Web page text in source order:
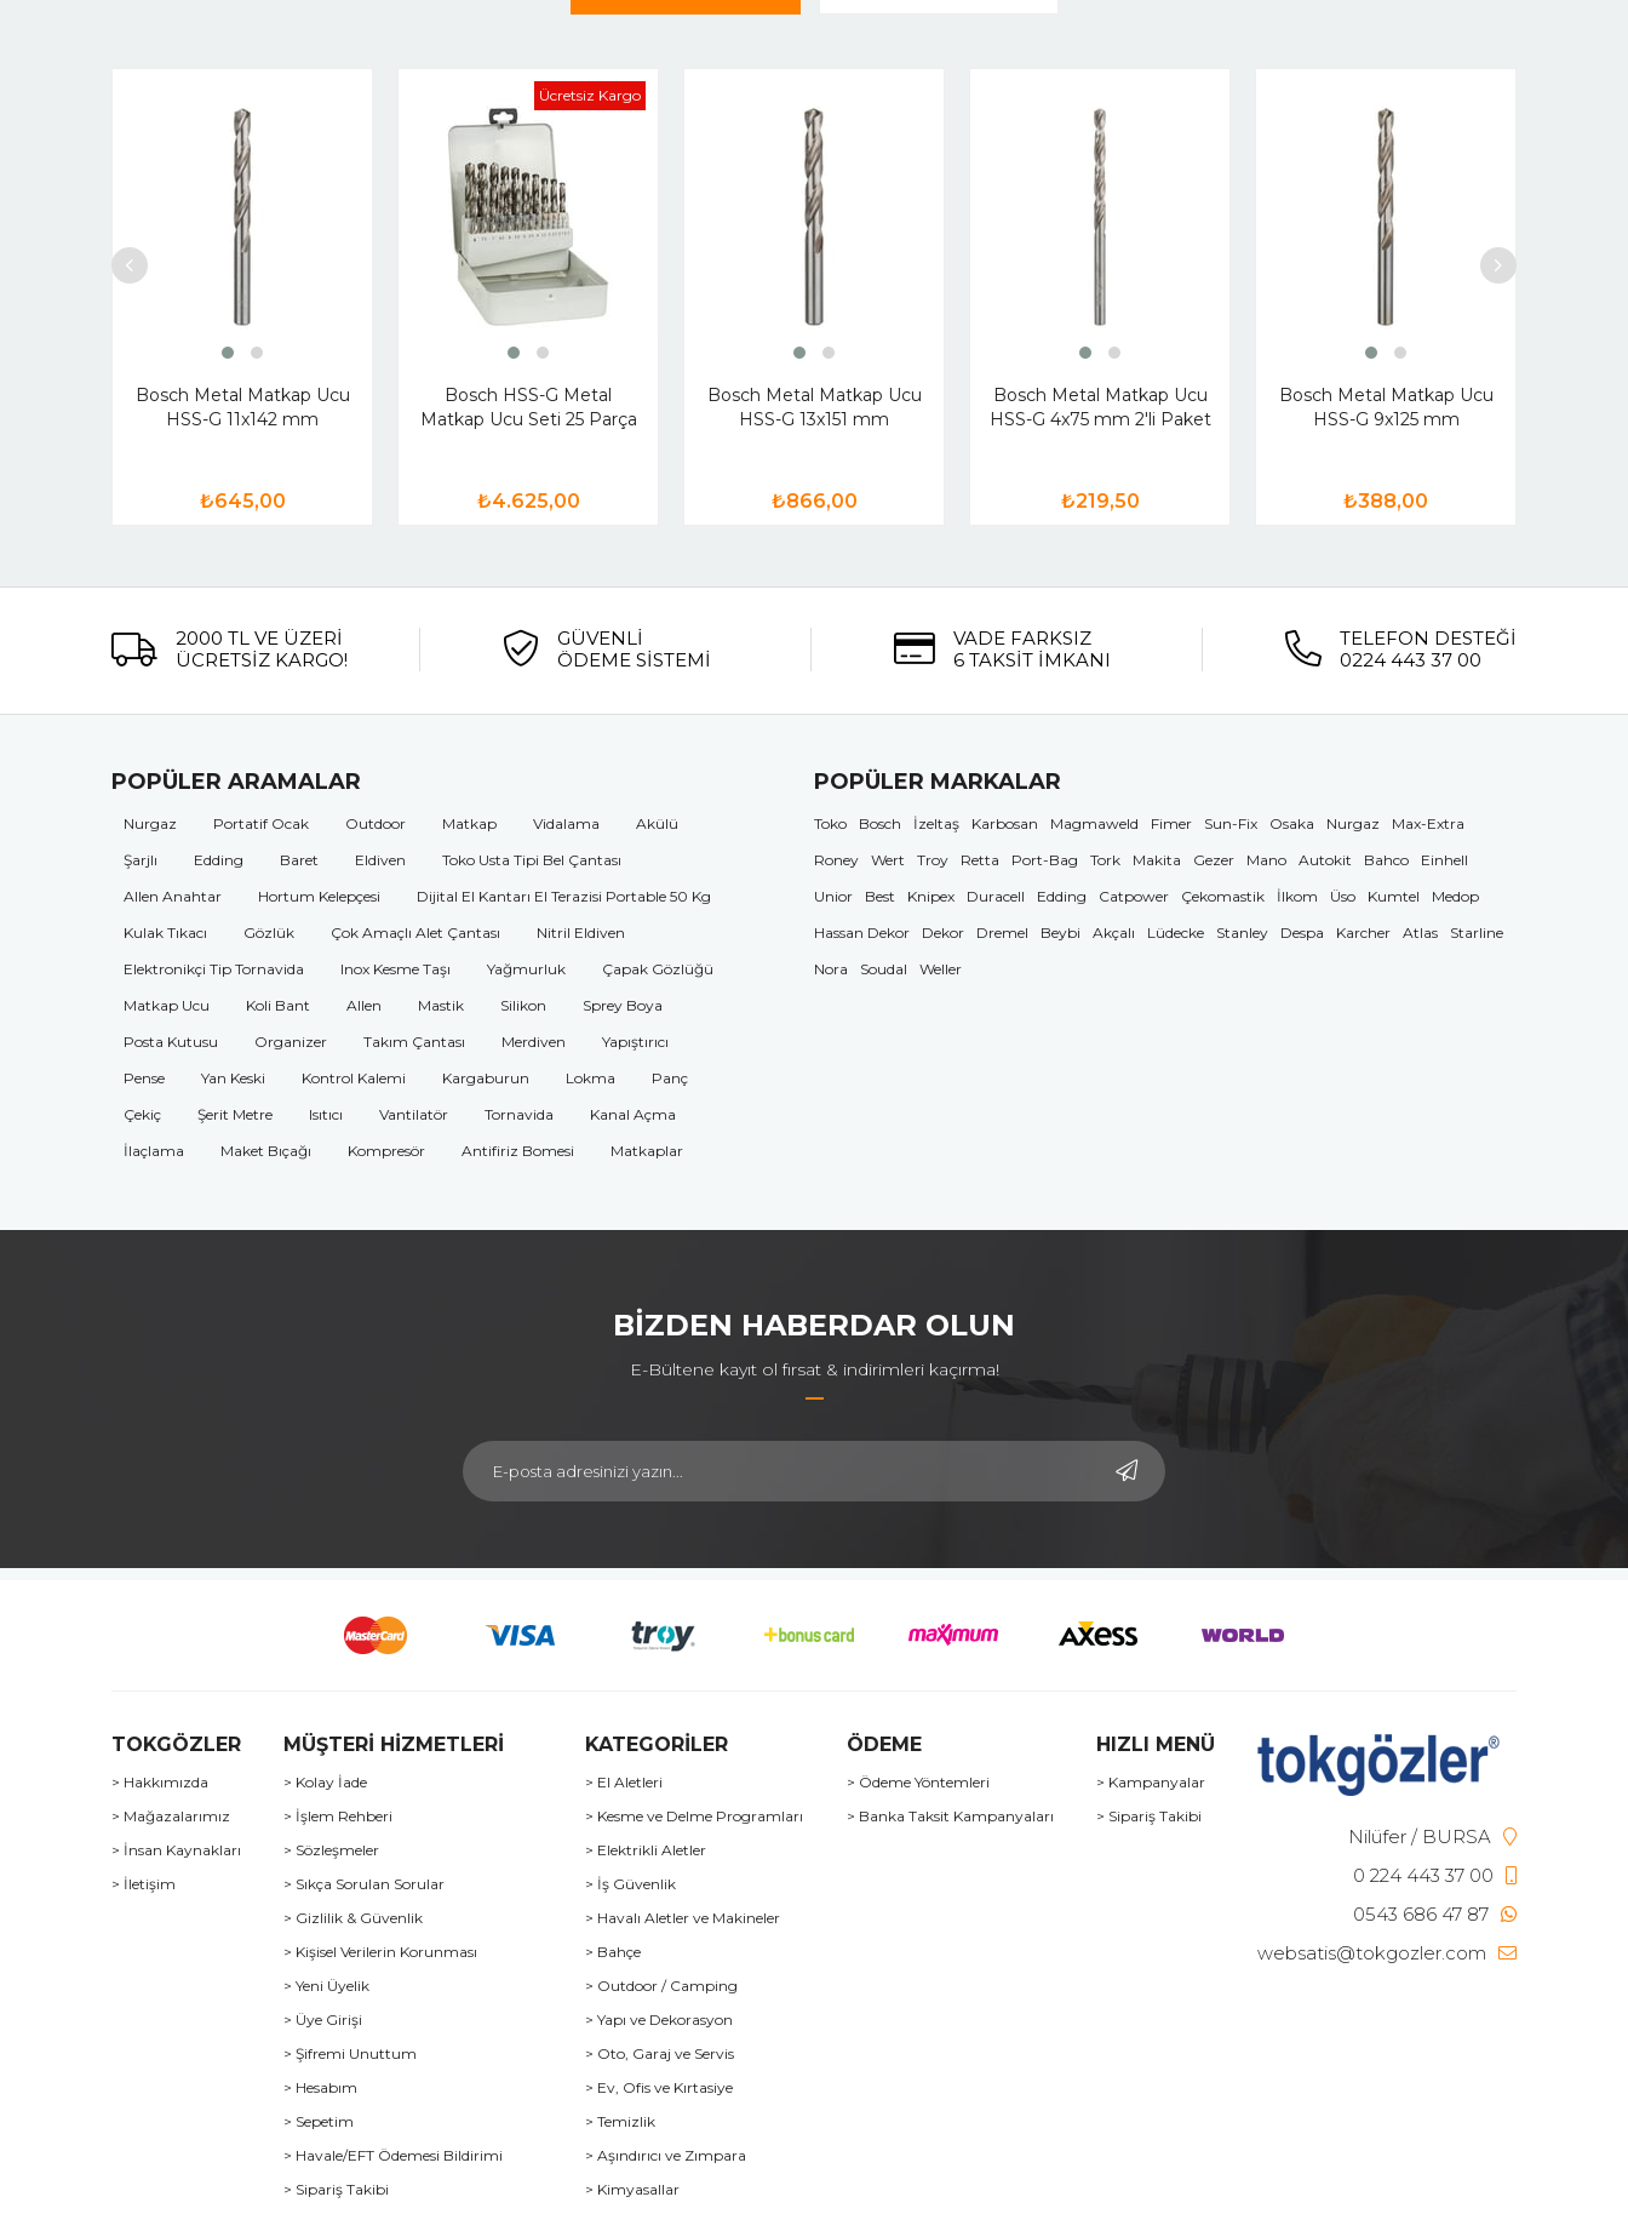
Bosch Metal Matkap Ucu
HSS-G 11x142 mm
₺645,00
Bosch HSS-G Metal
Matkap Ucu Seti 25 Parça
₺4.625,00
Ücretsiz Kargo
Bosch Metal Matkap Ucu
HSS-G 13x151 mm
₺866,00
Bosch Metal Matkap Ucu
HSS-G 4x75 mm 2'li Paket
₺219,50
Bosch Metal Matkap Ucu
HSS-G 9x125 mm
₺388,00
2000 TL VE ÜZERİ
ÜCRETSİZ KARGO!
GÜVENLİ
ÖDEME SİSTEMİ
VADE FARKSIZ
6 TAKSİT İMKANI
TELEFON DESTEĞİ
0224 443 37 00
POPÜLER ARAMALAR
Nurgaz Portatif Ocak Outdoor Matkap Vidalama
Akülü
Şarjlı
Edding Baret Eldiven
Toko Usta Tipi Bel Çantası
Allen Anahtar
Hortum Kelepçesi
Dijital El Kantarı El Terazisi Portable 50 Kg
Kulak Tıkacı
Gözlük Çok Amaçlı Alet Çantası
Nitril Eldiven
Elektronikçi Tip Tornavida
Inox Kesme Taşı Yağmurluk
Çapak Gözlüğü
Matkap Ucu
Koli Bant Allen Mastik Silikon
Sprey Boya
Posta Kutusu
Organizer Takım Çantası Merdiven
Yapıştırıcı
Pense
Yan Keski Kontrol Kalemi Kargaburun Lokma
Panç
Çekiç
Şerit Metre Isıtıcı Vantilatör Tornavida
Kanal Açma
İlaçlama
Maket Bıçağı Kompresör Antifiriz Bomesi Matkaplar
POPÜLER MARKALAR
Toko Bosch İzeltaş Karbosan Magmaweld Fimer Sun-Fix Osaka Nurgaz
Max-Extra
Roney
Wert Troy Retta Port-Bag Tork Makita Gezer Mano Autokit Bahco
Einhell
Unior
Best Knipex Duracell Edding Catpower Çekomastik İlkom Üso Kumtel
Medop
Hassan Dekor
Dekor Dremel Beybi Akçalı Lüdecke Stanley Despa Karcher Atlas
Starline
Nora
Soudal Weller
BİZDEN HABERDAR OLUN
E-Bültene kayıt ol fırsat & indirimleri kaçırma!
TOKGÖZLER
> Hakkımızda
> Mağazalarımız
> İnsan Kaynakları
> İletişim
MÜŞTERİ HİZMETLERİ
> Kolay İade
> İşlem Rehberi
> Sözleşmeler
> Sıkça Sorulan Sorular
> Gizlilik & Güvenlik
> Kişisel Verilerin Korunması
> Yeni Üyelik
> Üye Girişi
> Şifremi Unuttum
> Hesabım
> Sepetim
> Havale/EFT Ödemesi Bildirimi
> Sipariş Takibi
KATEGORİLER
> El Aletleri
> Kesme ve Delme Programları
> Elektrikli Aletler
> İş Güvenlik
> Havalı Aletler ve Makineler
> Bahçe
> Outdoor / Camping
> Yapı ve Dekorasyon
> Oto, Garaj ve Servis
> Ev, Ofis ve Kırtasiye
> Temizlik
> Aşındırıcı ve Zımpara
> Kimyasallar
ÖDEME
> Ödeme Yöntemleri
> Banka Taksit Kampanyaları
HIZLI MENÜ
> Kampanyalar
> Sipariş Takibi
Nilüfer / BURSA
0 224 443 37 00
0543 686 47 87
websatis@tokgozler.com